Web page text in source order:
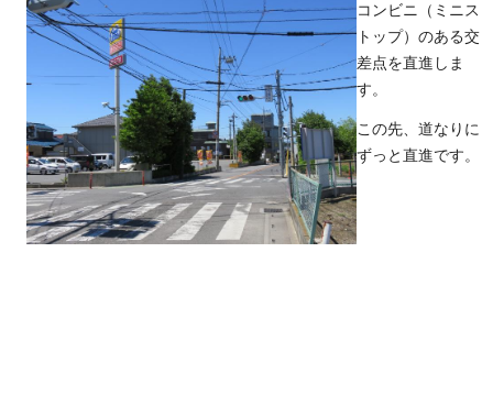
コンビニ（ミニス
トップ）のある交
差点を直進しま
す。
この先、道なりに
ずっと直進です。